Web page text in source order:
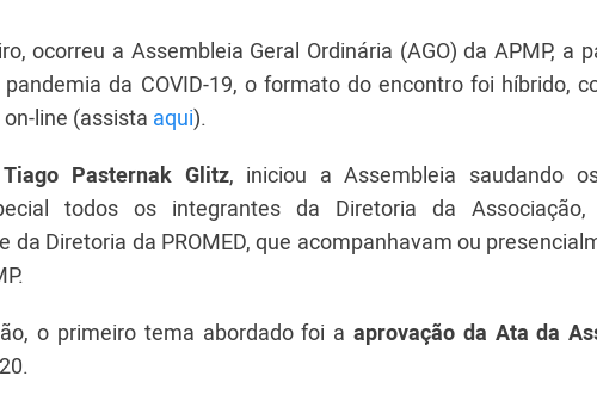
ocorreu a Assembleia Geral Ordinária (AGO) da APMP, a
da COVID-19, o formato do encontro foi híbrido,
line (assista aqui).
Pasternak Glitz, iniciou a Assembleia saudando
todos os integrantes da Diretoria da Associação,
da Diretoria da PROMED, que acompanhavam ou
o primeiro tema abordado foi a aprovação da Ata da